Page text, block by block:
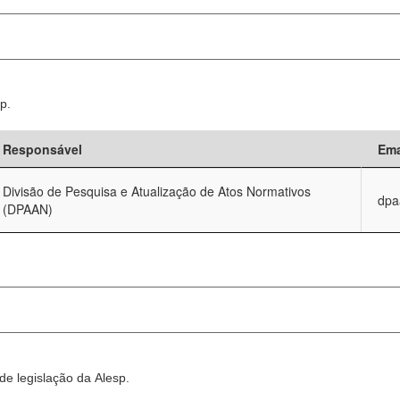
Responsável
Divisão de Pesquisa e Atualização de Atos Normativos
(DPAAN)
legislação da Alesp.